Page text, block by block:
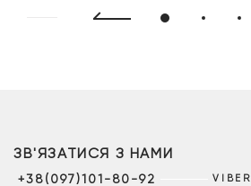
ЗВ'ЯЗАТИСЯ З НАМИ
+38(097)101-80-92 VIBER